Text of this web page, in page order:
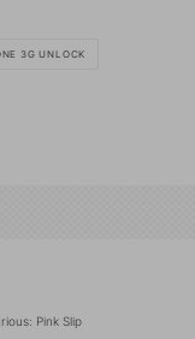
3G UNLOCK
Pink Slip